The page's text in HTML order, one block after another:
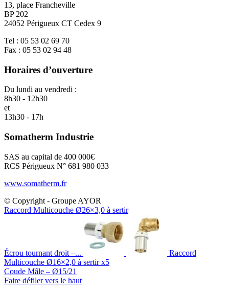
13, place Francheville
BP 202
24052 Périgueux CT Cedex 9
Tel : 05 53 02 69 70
Fax : 05 53 02 94 48
Horaires d’ouverture
Du lundi au vendredi :
8h30 - 12h30
et
13h30 - 17h
Somatherm Industrie
SAS au capital de 400 000€
RCS Périgueux N° 681 980 033
www.somatherm.fr
© Copyright - Groupe AYOR
Raccord Multicouche Ø26×3,0 à sertir
Écrou tournant droit –...
Raccord
Multicouche Ø16×2,0 à sertir x5
Coude Mâle – Ø15/21
Faire défiler vers le haut